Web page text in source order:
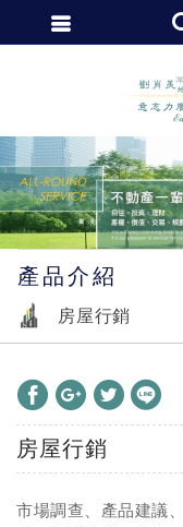
產品介紹
房屋行銷
房屋行銷
市場調查、產品建議